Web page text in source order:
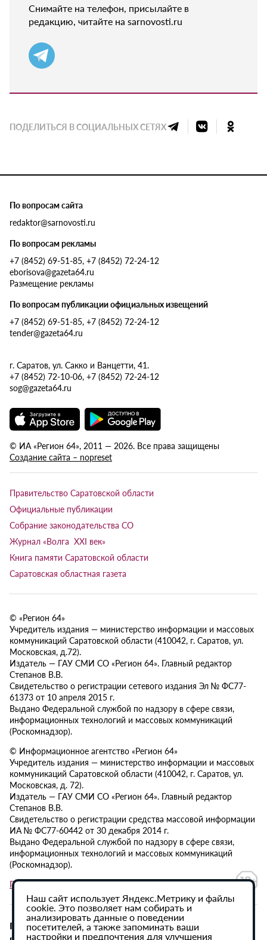
Снимайте на телефон, присылайте в
редакцию, читайте на sarnovosti.ru
ПОДЕЛИТЬСЯ В СОЦИАЛЬНЫХ СЕТЯХ
По вопросам сайта
redaktor@sarnovosti.ru
По вопросам рекламы
+7 (8452) 69-51-85, +7 (8452) 72-24-12
eborisova@gazeta64.ru
Размещение рекламы
По вопросам публикации официальных извещений
+7 (8452) 69-51-85, +7 (8452) 72-24-12
tender@gazeta64.ru
г. Саратов, ул. Сакко и Ванцетти, 41.
+7 (8452) 72-10-06, +7 (8452) 72-24-12
sog@gazeta64.ru
© ИА «Регион 64», 2011 — 2026. Все права защищены
Создание сайта – nopreset
Правительство Саратовской области
Официальные публикации
Собрание законодательства СО
Журнал «Волга XXI век»
Книга памяти Саратовской области
Саратовская областная газета
© «Регион 64»
Учредитель издания — министерство информации и массовых
коммуникаций Саратовской области (410042, г. Саратов, ул.
Московская, д.72).
Издатель — ГАУ СМИ СО «Регион 64». Главный редактор
Степанов В.В.
Свидетельство о регистрации сетевого издания Эл № ФС77-
61373 от 10 апреля 2015 г.
Выдано Федеральной службой по надзору в сфере связи,
информационных технологий и массовых коммуникаций
(Роскомнадзор).
© Информационное агентство «Регион 64»
Учредитель издания — министерство информации и массовых
коммуникаций Саратовской области (410042, г. Саратов, ул.
Московская, д. 72).
Издатель — ГАУ СМИ СО «Регион 64». Главный редактор
Степанов В.В.
Свидетельство о регистрации средства массовой информации
ИА № ФС77-60442 от 30 декабря 2014 г.
Выдано Федеральной службой по надзору в сфере связи,
информационных технологий и массовых коммуникаций
(Роскомнадзор).
Политика в отношении обработки персональных данных
При использовании материалов сайта активная
Наш сайт использует Яндекс.Метрику и файлы
cookie. Это позволяет нам собирать и
анализировать данные о поведении
посетителей, а также запоминать ваши
настройки и предпочтения для улучшения